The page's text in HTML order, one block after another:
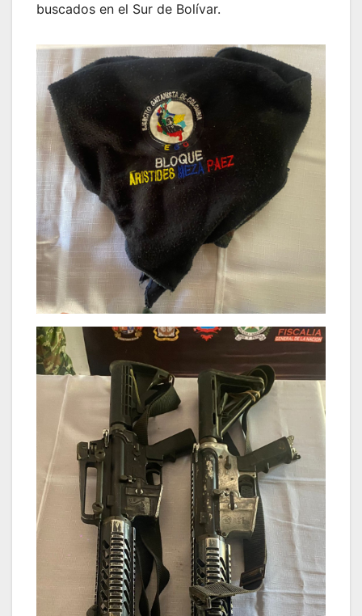
buscados en el Sur de Bolívar.